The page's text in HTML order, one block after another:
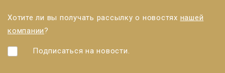
Хотите ли вы получать рассылку о новостях нашей
компании?
Подписаться на новости.